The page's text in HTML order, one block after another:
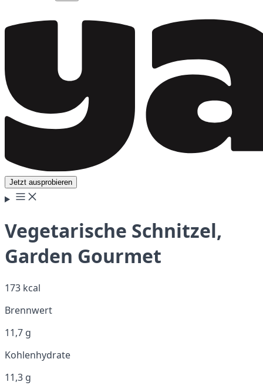
Jetzt ausprobieren
Vegetarische Schnitzel,
Garden Gourmet
173 kcal
Brennwert
11,7 g
Kohlenhydrate
11,3 g